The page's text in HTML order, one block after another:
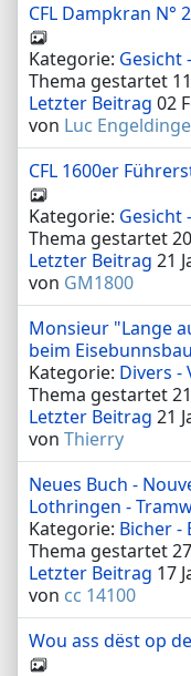
CFL Dampkran N°
Kategorie: Gesicht
Thema gestartet
Letzter Beitrag 02
von Luc
CFL 1600er
Kategorie: Gesicht
Thema gestartet
Letzter Beitrag 21
von GM1800
Monsieur "Lange
beim
Kategorie: Divers -
Thema gestartet
Letzter Beitrag 21
von Thierry
Neues Buch -
Lothringen -
Kategorie: Bicher -
Thema gestartet
Letzter Beitrag 17
von cc 14100
Wou ass dëst op